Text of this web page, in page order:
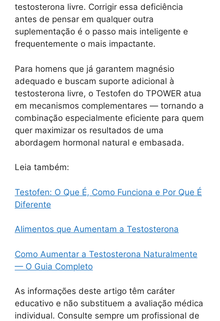
testosterona livre. Corrigir essa deficiência
antes de pensar em qualquer outra
suplementação é o passo mais inteligente e
frequentemente o mais impactante.
Para homens que já garantem magnésio
adequado e buscam suporte adicional à
testosterona livre, o Testofen do TPOWER atua
em mecanismos complementares — tornando a
combinação especialmente eficiente para quem
quer maximizar os resultados de uma
abordagem hormonal natural e embasada.
Leia também:
Testofen: O Que É, Como Funciona e Por Que É
Diferente
Alimentos que Aumentam a Testosterona
Como Aumentar a Testosterona Naturalmente
— O Guia Completo
As informações deste artigo têm caráter
educativo e não substituem a avaliação médica
individual. Consulte sempre um profissional de